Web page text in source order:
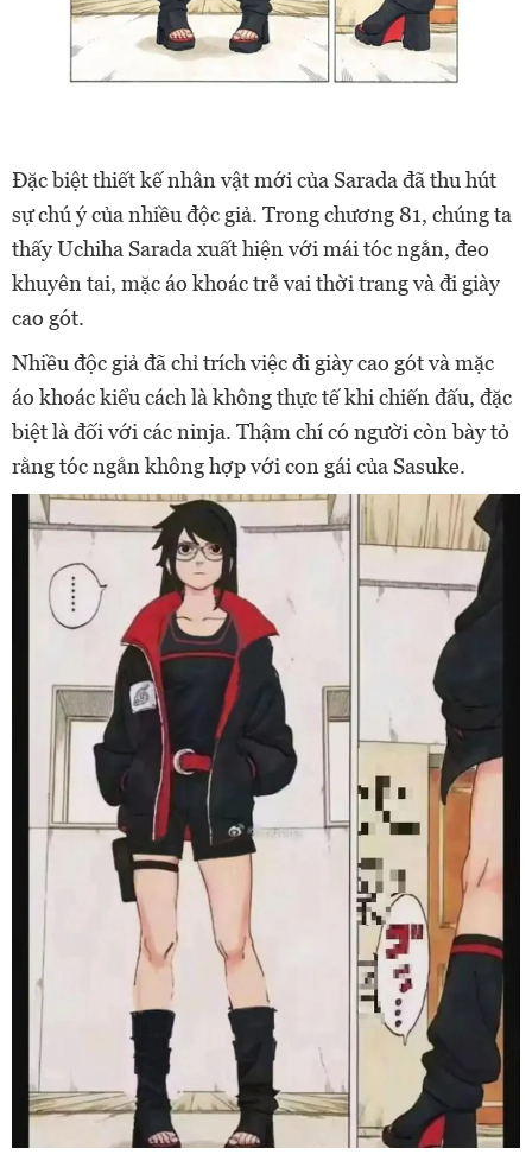
Đặc biệt thiết kế nhân vật mới của Sarada đã thu hút
sự chú ý của nhiều độc giả. Trong chương 81, chúng ta
thấy Uchiha Sarada xuất hiện với mái tóc ngắn, đeo
khuyên tai, mặc áo khoác trễ vai thời trang và đi giày
cao gót.
Nhiều độc giả đã chỉ trích việc đi giày cao gót và mặc
áo khoác kiểu cách là không thực tế khi chiến đấu, đặc
biệt là đối với các ninja. Thậm chí có người còn bày tỏ
rằng tóc ngắn không hợp với con gái của Sasuke.